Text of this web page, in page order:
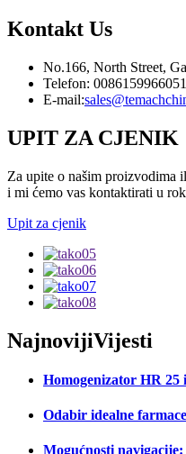
Kontakt Us
No.166, North Street,
Telefon:
E-mail:
UPIT ZA CJENIK
Za upite o našim proizvodima
i mi ćemo vas kontaktirati u
Upit za cjenik
NajnovijiVijesti
Homogenizator HR 25
Odabir idealne
Mogućnosti